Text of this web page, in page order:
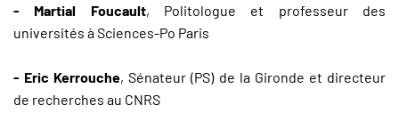
- Martial Foucault, Politologue et professeur des
universités à Sciences-Po Paris
- Eric Kerrouche, Sénateur (PS) de la Gironde et directeur
de recherches au CNRS